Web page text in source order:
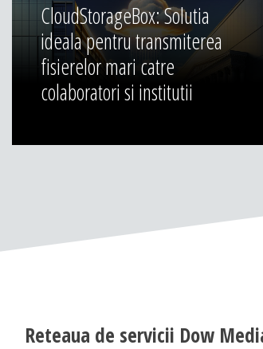
CloudStorageBox: Solutia
ideala pentru transmiterea
fisierelor mari catre
colaboratori si institutii
Reteaua de servicii Dow